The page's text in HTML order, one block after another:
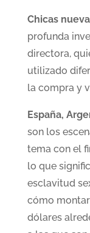
Chicas
profunda
directora,
utilizado
la compra y
España,
son los
tema con el
lo que
esclavitud
cómo
dólares